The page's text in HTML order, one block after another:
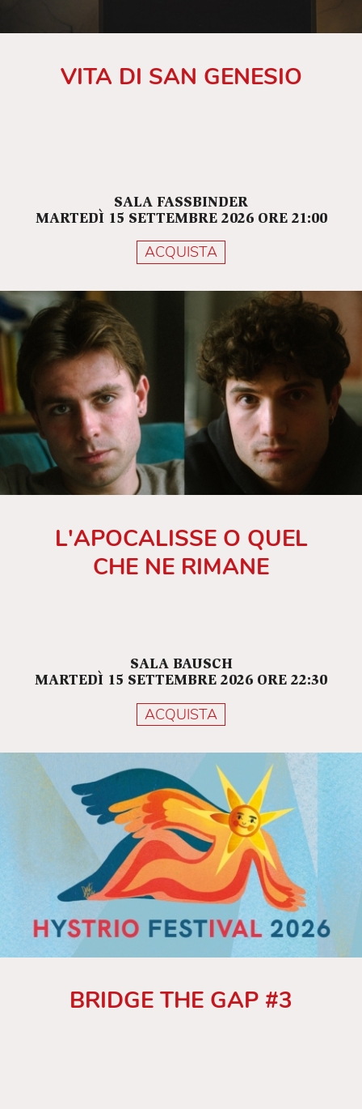
VITA DI SAN GENESIO
SALA FASSBINDER
MARTEDÌ 15 SETTEMBRE 2026 ORE 21:00
ACQUISTA
L'APOCALISSE O QUEL
CHE NE RIMANE
SALA BAUSCH
MARTEDÌ 15 SETTEMBRE 2026 ORE 22:30
ACQUISTA
BRIDGE THE GAP #3